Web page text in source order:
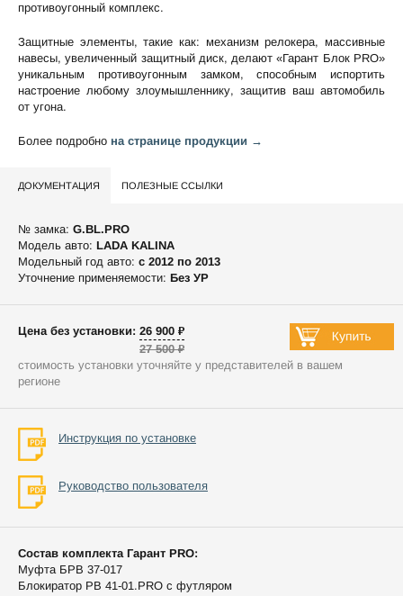
противоугонный комплекс.
Защитные элементы, такие как: механизм релокера, массивные
навесы, увеличенный защитный диск, делают «Гарант Блок PRO»
уникальным противоугонным замком, способным испортить
настроение любому злоумышленнику, защитив ваш автомобиль
от угона.
Более подробно на странице продукции →
ДОКУМЕНТАЦИЯ ПОЛЕЗНЫЕ ССЫЛКИ
№ замка: G.BL.PRO
Модель авто: LADA KALINA
Модельный год авто: c 2012 по 2013
Уточнение применяемости: Без УР
Цена без установки: 26 900 ₽
27 500 ₽
стоимость установки уточняйте у представителей в вашем
регионе
Инструкция по установке
Руководство пользователя
Состав комплекта Гарант PRO:
Муфта БРВ 37-017
Блокиратор РВ 41-01.PRO с футляром